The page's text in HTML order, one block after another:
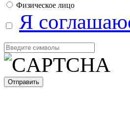
Физическое лицо
Я